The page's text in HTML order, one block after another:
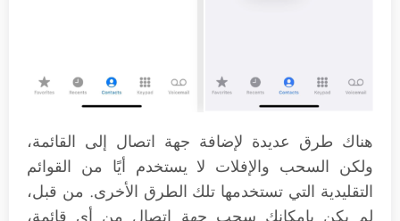
هناك طرق عديدة لإضافة جهة اتصال إلى القائمة،
ولكن السحب والإفلات لا يستخدم أيًا من القوائم
التقليدية التي تستخدمها تلك الطرق الأخرى. من قبل،